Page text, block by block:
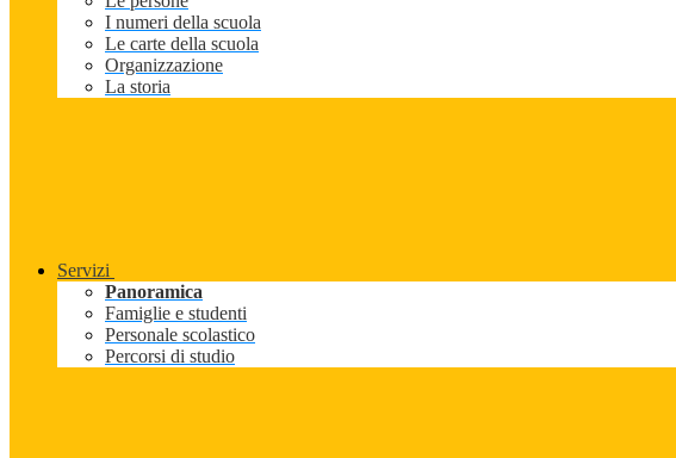
I numeri della scuola
Le carte della scuola
Organizzazione
La storia
Servizi
Panoramica
Famiglie e studenti
Personale scolastico
Percorsi di studio